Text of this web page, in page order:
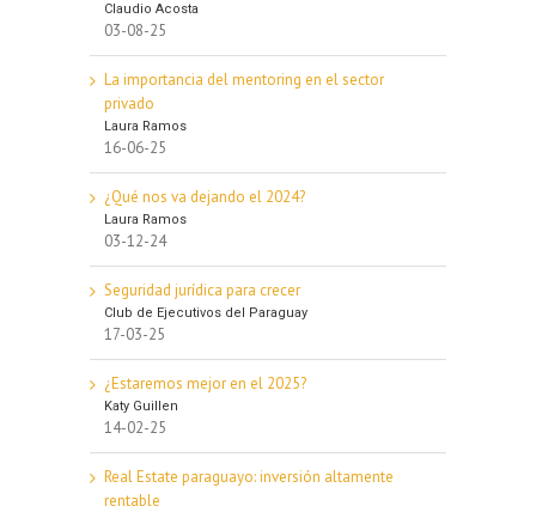
Claudio Acosta
03-08-25
La importancia del mentoring en el sector
privado
Laura Ramos
16-06-25
¿Qué nos va dejando el 2024?
Laura Ramos
03-12-24
Seguridad jurídica para crecer
Club de Ejecutivos del Paraguay
17-03-25
¿Estaremos mejor en el 2025?
Katy Guillen
14-02-25
Real Estate paraguayo: inversión altamente
rentable